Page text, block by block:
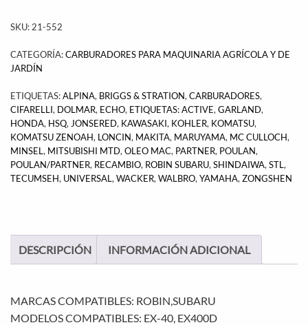
SKU: 21-552
CATEGORÍA:CARBURADORES PARA MAQUINARIA AGRÍCOLA Y DE
JARDÍN
ETIQUETAS:ALPINA, BRIGGS & STRATION, CARBURADORES,
CIFARELLI, DOLMAR, ECHO, ETIQUETAS: ACTIVE, GARLAND,
HONDA, HSQ, JONSERED, KAWASAKI, KOHLER, KOMATSU,
KOMATSU ZENOAH, LONCIN, MAKITA, MARUYAMA, MC CULLOCH,
MINSEL, MITSUBISHI MTD, OLEO MAC, PARTNER, POULAN,
POULAN/PARTNER, RECAMBIO, ROBIN SUBARU, SHINDAIWA, STL,
TECUMSEH, UNIVERSAL, WACKER, WALBRO, YAMAHA, ZONGSHEN
DESCRIPCIÓN INFORMACIÓN ADICIONAL
MARCAS COMPATIBLES: ROBIN,SUBARU
MODELOS COMPATIBLES: EX-40, EX400D